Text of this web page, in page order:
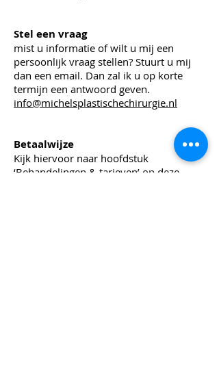
Stel een vraag
mist u informatie of wilt u mij een
persoonlijk vraag stellen? Stuurt u mij
dan een email. Dan zal ik u op korte
termijn een antwoord geven.
info@michelsplastischechirurgie.nl
Betaalwijze
Kijk hiervoor naar hoofdstuk
‘Behandelingen & tarieven’ op deze